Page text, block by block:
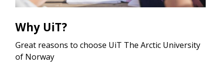
Why UiT?
Great reasons to choose UiT The Arctic University
of Norway